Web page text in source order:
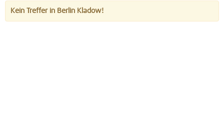
Kein Treffer in Berlin Kladow!